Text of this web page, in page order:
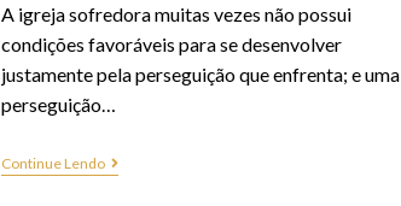
A igreja sofredora muitas vezes não possui
condições favoráveis para se desenvolver
justamente pela perseguição que enfrenta; e uma
perseguição…
Continue Lendo